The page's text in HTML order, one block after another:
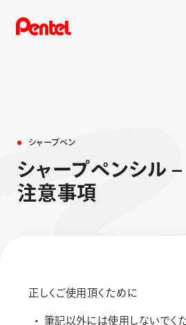
エナージェル
商品を探すトップ
ボールペン
ペン
ブラッシュ（筆）
画材
ぺんてるについて
運営会社
シャ ープペン
シャープペンシル –
注意事項
正しくご使用頂くために
筆記以外には使用しないでくだ